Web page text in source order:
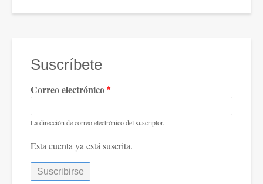
Suscríbete
Correo electrónico
La dirección de correo electrónico del suscriptor.
Esta cuenta ya está suscrita.